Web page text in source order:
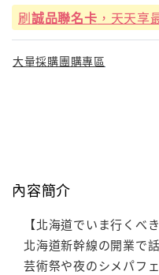
刷誠品聯名卡 ，天天享
大量採購團購專區
內容簡介
【北海道でいま行くべ
北海道新幹線の開業で
芸術祭や夜のシメパフ